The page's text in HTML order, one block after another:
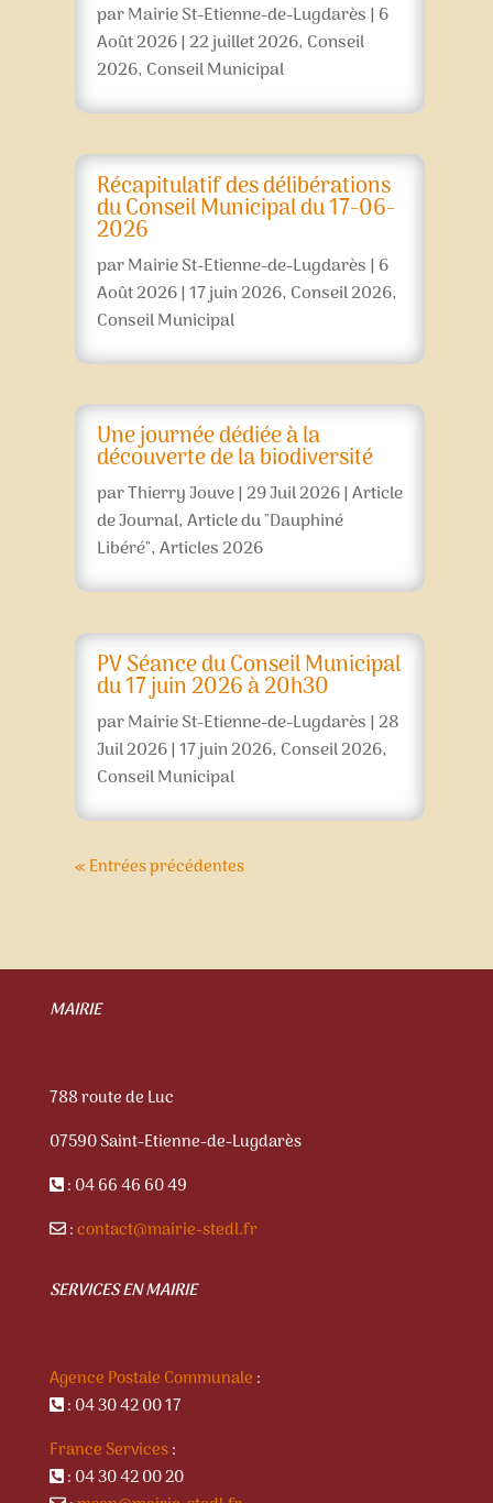
parMairie St-Etienne-de-Lugdarès| 6
Août 2026|22 juillet 2026, Conseil
2026, Conseil Municipal
Récapitulatif des délibérations
du Conseil Municipal du 17-06-
2026
parMairie St-Etienne-de-Lugdarès| 6
Août 2026|17 juin 2026, Conseil 2026,
Conseil Municipal
Une journée dédiée à la
découverte de la biodiversité
parThierry Jouve|29 Juil 2026|Article
de Journal,Article du "Dauphiné
Libéré",Articles 2026
PV Séance du Conseil Municipal
du 17 juin 2026 à 20h30
parMairie St-Etienne-de-Lugdarès|28
Juil 2026|17 juin 2026, Conseil 2026,
Conseil Municipal
« Entrées précédentes
MAIRIE
788 route de Luc
07590 Saint-Etienne-de-Lugdarès
: 04 66 46 60 49
:contact@mairie-stedl.fr
SERVICES EN MAIRIE
Agence Postale Communale :
: 04 30 42 00 17
France Services:
: 04 30 42 00 20